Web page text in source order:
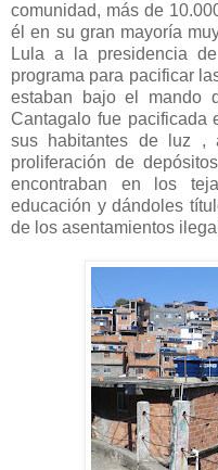
comunidad, más de
él en su gran mayoría
Lula a la presidencia
programa para pacificar
estaban bajo el mando
Cantagalo fue pacificada
sus habitantes de luz ,
proliferación de
encontraban en los
educación y dándoles
de los asentamientos